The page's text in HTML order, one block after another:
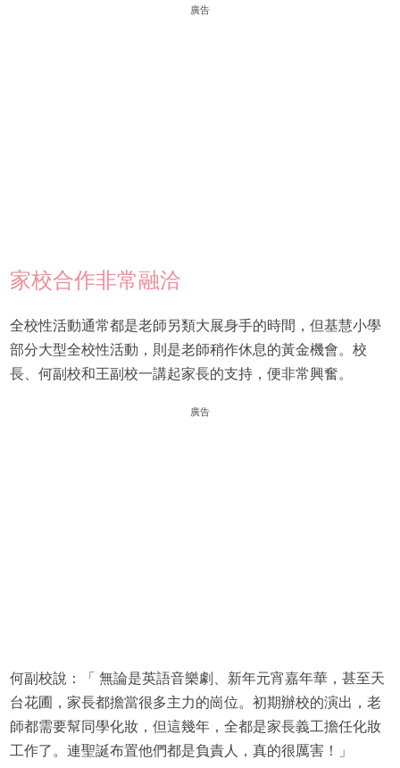
廣告
家校合作非常融洽
全校性活動通常都是老師另類大展身手的時間，但基慧小學
部分大型全校性活動，則是老師稍作休息的黃金機會。校
長、何副校和王副校一講起家長的支持，便非常興奮。
廣告
何副校說：「 無論是英語音樂劇、新年元宵嘉年華，甚至天
台花圃，家長都擔當很多主力的崗位。初期辦校的演出，老
師都需要幫同學化妝，但這幾年，全都是家長義工擔任化妝
工作了。連聖誕布置他們都是負責人，真的很厲害！」